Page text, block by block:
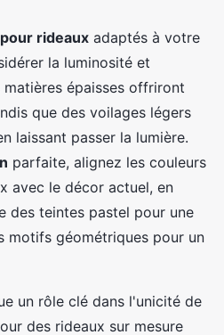
rideaux adaptés à votre
la luminosité et
matières épaisses offriront
que des voilages légers
laissant passer la lumière.
parfaite, alignez les couleurs
avec le décor actuel, en
des teintes pastel pour une
motifs géométriques pour un
un rôle clé dans l'unicité de
des rideaux sur mesure